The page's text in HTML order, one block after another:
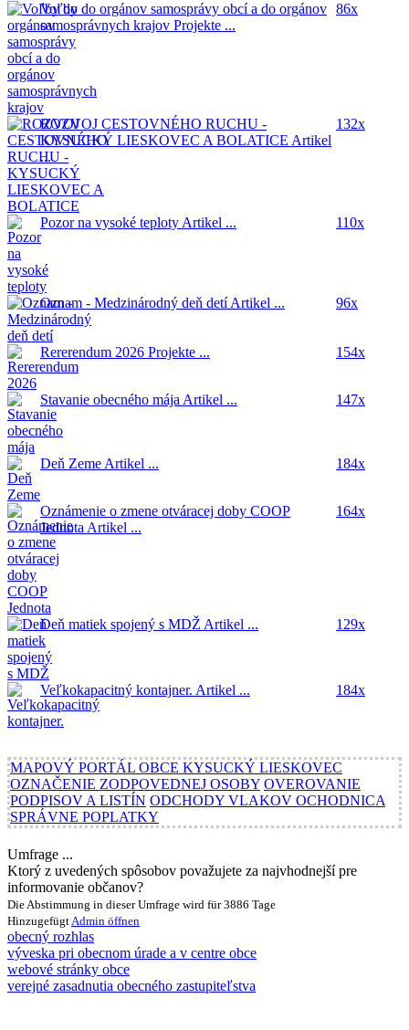
Voľby do orgánov samosprávy obcí a do orgánov
samosprávnych krajov Projekte ...
86x
ROZVOJ CESTOVNÉHO RUCHU -
KYSUCKÝ LIESKOVEC A BOLATICE Artikel
...
132x
Pozor na vysoké teploty Artikel ... 110x
Oznam - Medzinárodný deň detíArtikel ... 96x
Rererendum 2026 Projekte ... 154x
Stavanie obecného mája Artikel ... 147x
Deň Zeme Artikel ... 184x
Oznámenie o zmene otváracej doby COOP
Jednota Artikel ...
164x
Deň matiek spojený s MDŽ Artikel ... 129x
Veľkokapacitný kontajner. Artikel ... 184x
MAPOVÝ PORTÁL OBCE KYSUCKÝ LIESKOVEC
OZNAČENIE ZODPOVEDNEJ OSOBY OVEROVANIE
PODPISOV A LISTÍN ODCHODY VLAKOV OCHODNICA
SPRÁVNE POPLATKY
Umfrage ...
Ktorý z uvedených spôsobov považujete za najvhodnejší pre
informovanie občanov?
Die Abstimmung in dieser Umfrage wird für 3886 Tage
HinzugefügtAdmin öffnen
obecný rozhlas
výveska pri obecnom úrade a v centre obce
webové stránky obce
verejné zasadnutia obecného zastupiteľstva